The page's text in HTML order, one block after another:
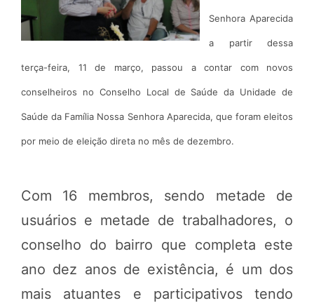
Senhora Aparecida
a partir dessa
terça-feira, 11 de março, passou a contar com novos
conselheiros no Conselho Local de Saúde da Unidade de
Saúde da Família Nossa Senhora Aparecida, que foram eleitos
por meio de eleição direta no mês de dezembro.
Com 16 membros, sendo metade de
usuários e metade de trabalhadores, o
conselho do bairro que completa este
ano dez anos de existência, é um dos
mais atuantes e participativos tendo